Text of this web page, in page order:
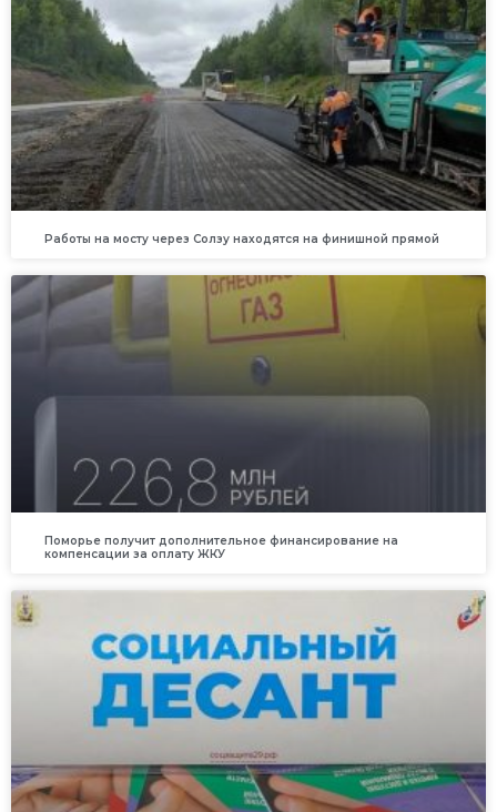
Работы на мосту через Солзу находятся на финишной прямой
Поморье получит дополнительное финансирование на
компенсации за оплату ЖКУ